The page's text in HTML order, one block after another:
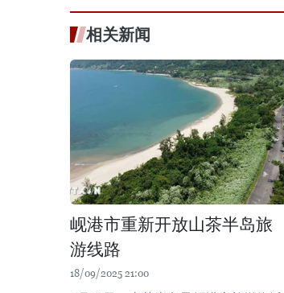
相关新闻
岘港市重新开放山茶半岛旅
游线路
18/09/2025 21:00